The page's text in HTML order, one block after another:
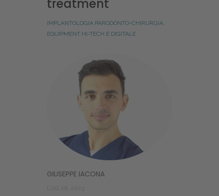
treatment
IMPLANTOLOGIA PARODONTO-CHIRURGIA
EQUIPMENT HI-TECH E DIGITALE
GIUSEPPE IACONA